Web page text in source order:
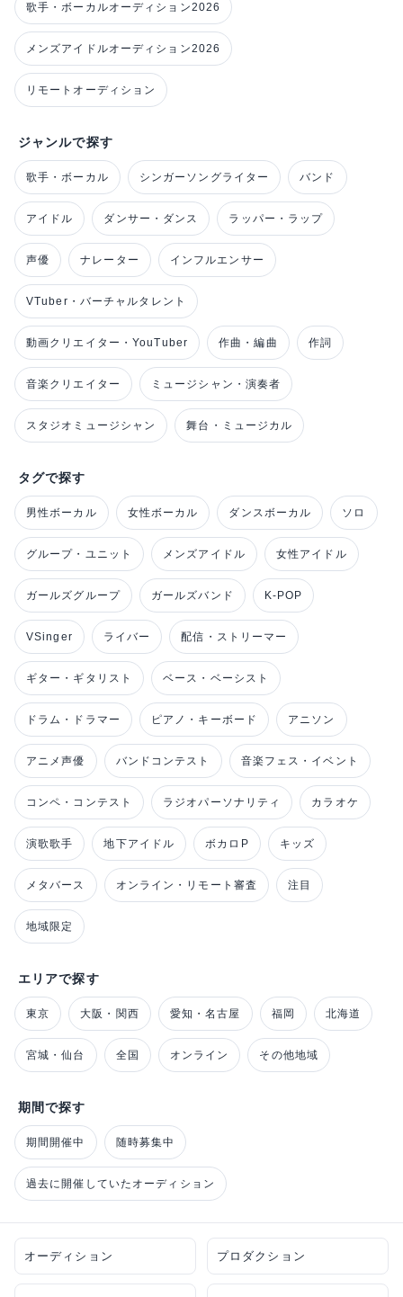
歌手・ボーカルオーディション2026
メンズアイドルオーディション2026
リモートオーディション
ジャンルで探す
歌手・ボーカル シンガーソングライター バンド
アイドル ダンサー・ダンス ラッパー・ラップ
声優 ナレーター インフルエンサー
VTuber・バーチャルタレント
動画クリエイター・YouTuber 作曲・編曲 作詞
音楽クリエイター ミュージシャン・演奏者
スタジオミュージシャン 舞台・ミュージカル
タグで探す
男性ボーカル 女性ボーカル ダンスボーカル ソロ
グループ・ユニット メンズアイドル 女性アイドル
ガールズグループ ガールズバンド K-POP
VSinger ライバー 配信・ストリーマー
ギター・ギタリスト ベース・ベーシスト
ドラム・ドラマー ピアノ・キーボード アニソン
アニメ声優 バンドコンテスト 音楽フェス・イベント
コンペ・コンテスト ラジオパーソナリティ カラオケ
演歌歌手 地下アイドル ボカロP キッズ
メタバース オンライン・リモート審査 注目
地域限定
エリアで探す
東京 大阪・関西 愛知・名古屋 福岡 北海道
宮城・仙台 全国 オンライン その他地域
期間で探す
期間開催中 随時募集中
過去に開催していたオーディション
オーディション プロダクション